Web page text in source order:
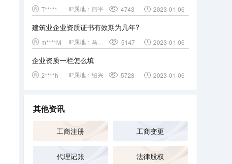
T***** IP属地： 四平 4743 2023-01-06
建筑业企业资质证书有效期为几年?
m****M IP属地： 5147 2023-01-06
企业资质一栏怎么填
2****h IP属地： 绍兴 5728 2023-01-06
其他资讯
工商注册 工商变更
代理记账 法律股权